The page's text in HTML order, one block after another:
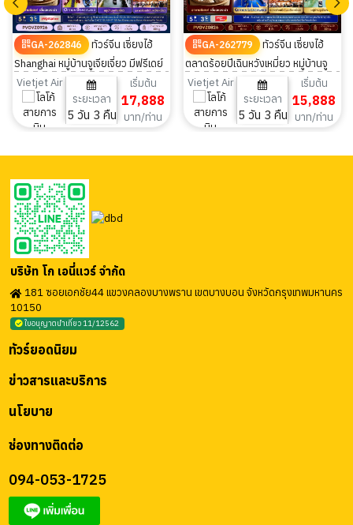
GA-262846
ทัวร์จีน เซี่ยงไฮ้
Shanghai หมู่บ้านจูเจียเจี่ยว มีฟรีเดย์
ไม่ลงร้าน 5 วัน 3 คืน
Vietjet Air
ระยะเวลา
5 วัน 3 คืน
เริ่มต้น
17,888
บาท/ท่าน
GA-262779
ทัวร์จีน เซี่ยงไฮ้
ตลาดร้อยปีเฉินหวังเหมี่ยว หมู่บ้านจู
เจียเจี่ยว มีฟรีเดย์ 5 วัน 3 คืน
Vietjet Air
ระยะเวลา
5 วัน 3 คืน
เริ่มต้น
15,888
บาท/ท่าน
บริษัท โก เอนี่แวร์ จำกัด
181 ซอยเอกชัย44 แขวงคลองบางพราน เขตบางบอน จังหวัดกรุงเทพมหานคร
10150
ใบอนุญาตนำเที่ยว 11/12562
ช่องทางติดต่อ
094-053-1725
นโยบาย
ข่าวสารและบริการ
ทัวร์ยอดนิยม